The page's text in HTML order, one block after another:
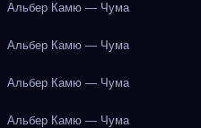
Альбер Камю — Чума
Альбер Камю — Чума
Альбер Камю — Чума
Альбер Камю — Чума